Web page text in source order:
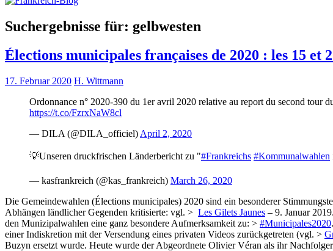
Suchergebnisse für: gelbwesten
Élections municipales françaises de 2020 : les 15 et
17. Februar 2020 H. Wittmann
Ordonnance n° 2020-390 du 1er avril 2020 relative au report du second tour
https://t.co/FzrxNaW8cl
— DILA (@DILA_officiel) April 2, 2020
💡Unseren druckfrischen Länderbericht zu "#Frankreichs #Kommunalwahlen
— kasfrankreich (@kas_frankreich) March 26, 2020
Die Gemeindewahlen (Élections municipales) 2020 sind ein besonderer
Abhängen ländlicher Gegenden kritisierte: vgl. > Les Gilets Jaunes – 9. Januar
den Munizipalwahlen eine ganz besondere Aufmerksamkeit zu: > #Municipales2020
einer Indiskretion mit der Versendung eines privaten Videos zurückgetreten (vgl. >
Buzyn ersetzt wurde. Heute wurde der Abgeordnete Olivier Véran als ihr